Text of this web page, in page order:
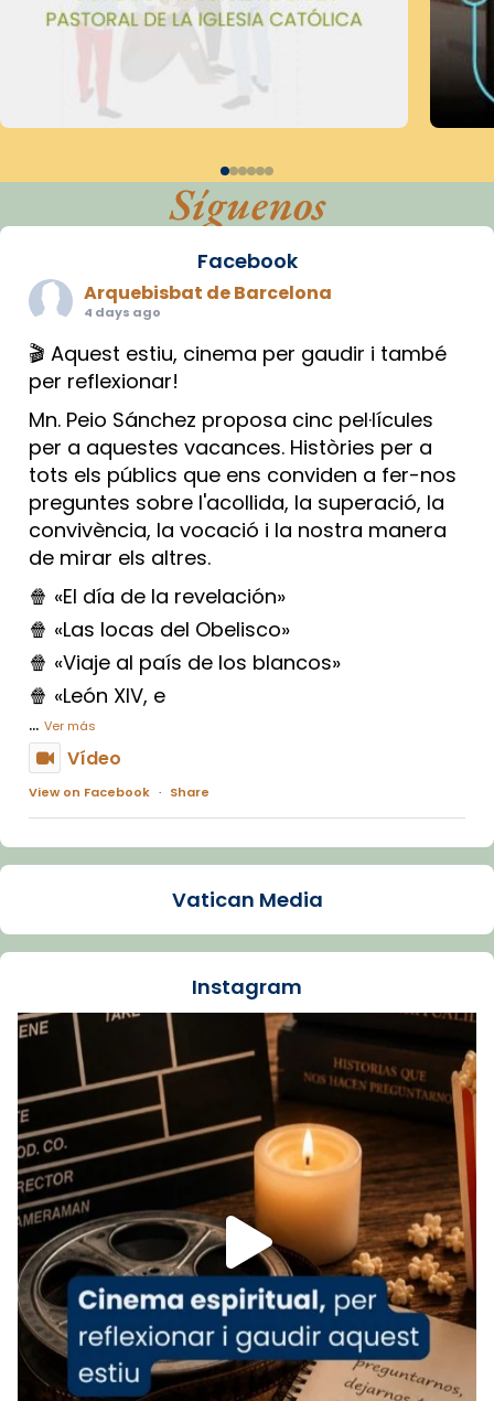
Síguenos
Facebook
Arquebisbat de Barcelona
4 days ago
🎬 Aquest estiu, cinema per gaudir i també
per reflexionar!
Mn. Peio Sánchez proposa cinc pel·lícules
per a aquestes vacances. Històries per a
tots els públics que ens conviden a fer-nos
preguntes sobre l'acollida, la superació, la
convivència, la vocació i la nostra manera
de mirar els altres.
🍿 «El día de la revelación»
🍿 «Las locas del Obelisco»
🍿 «Viaje al país de los blancos»
🍿 «León XIV, e
... Ver más
Vídeo
View on Facebook · Share
Arquebisbat de Barcelona
La Carmina va patir depressió. Fa gairebé
dos mesos, a l'Estadi Lluís Companys, la
Recupera l'entrevista comp
Vatican
tican News 👇
www.vaticannews.va/es/iglesia/news/2026-
07/carmina-historia-depresion-papa-viaje-
espana-testimoni...
Foto
View on Facebook · Share
Arquebisbat de Barcelona
2 weeks ago
«Avui les santes Juliana i Semproniana ens
ajuden a alçar la mirada»
Vatican Media
Instagram